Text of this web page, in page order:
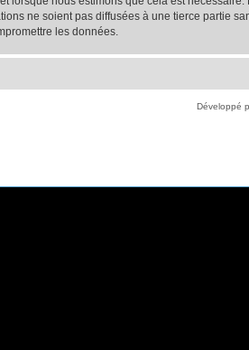
ne soient pas diffusées à une tierce partie
les données.
Développé